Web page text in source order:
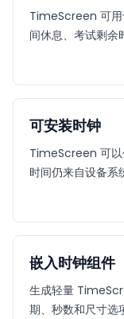
TimeScreen 可用
间休息、考试剩余
可安装时钟
TimeScreen 可以
时间仍来自设备系
嵌入时钟组件
生成轻量
期、秒数和尺寸选